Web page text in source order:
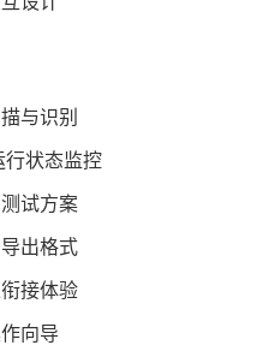
与识别
行状态监控
试方案
出格式
接体验
向导